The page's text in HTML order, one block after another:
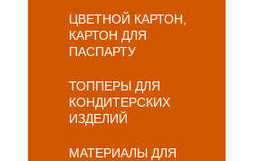
ЦВЕТНОЙ КАРТОН,
КАРТОН ДЛЯ
ПАСПАРТУ
ТОППЕРЫ ДЛЯ
КОНДИТЕРСКИХ
ИЗДЕЛИЙ
МАТЕРИАЛЫ ДЛЯ